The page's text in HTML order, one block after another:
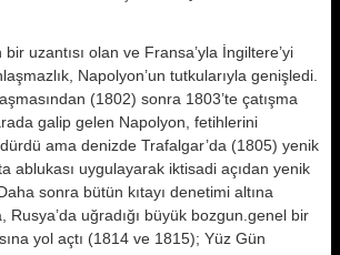
bir uzantısı olan ve Fransa’yla İngiltere’yi
Napolyon’un tutkularıyla genişledi.
(1802) sonra 1803’te çatışma
galip gelen Napolyon, fetihlerini
ama denizde Trafalgar’da (1805) yenik
ablukası uygulayarak iktisadi açıdan yenik
sonra bütün kıtayı denetimi altına
Rusya’da uğradığı büyük bozgun.genel bir
yol açtı (1814 ve 1815); Yüz Gün